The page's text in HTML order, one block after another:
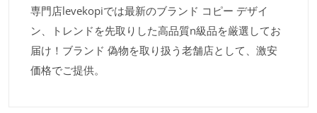
専門店levekopiでは最新のブランド コピー デザイ
ン、トレンドを先取りした高品質n級品を厳選してお
届け！ブランド 偽物を取り扱う老舗店として、激安
価格でご提供。